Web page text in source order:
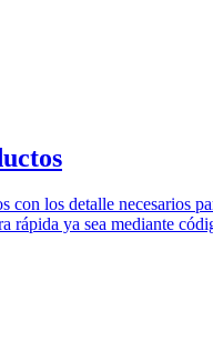
con los detalle necesarios
rápida ya sea mediante